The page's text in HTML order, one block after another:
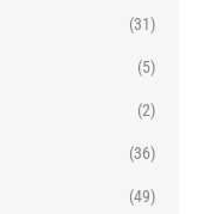
(31)
(5)
(2)
(36)
(49)